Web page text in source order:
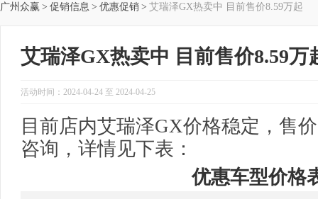
广州众赢 > 促销信息 > 优惠促销 > 艾瑞泽GX热卖中 目前售价8.59万起
艾瑞泽GX热卖中 目前售价8.59万
活动时间：2024-04-24 至 2024-04-25
目前店内艾瑞泽GX价格稳定，售
咨询，详情见下表：
优惠车型价格